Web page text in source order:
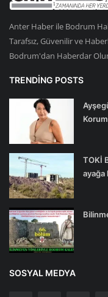
Anter Haber ile Bodrum
Tarafsız, Güvenilir ve
Bodrum'dan Haberdar
TRENDING POSTS
TOKİ
ayağa
SOSYAL MEDYA